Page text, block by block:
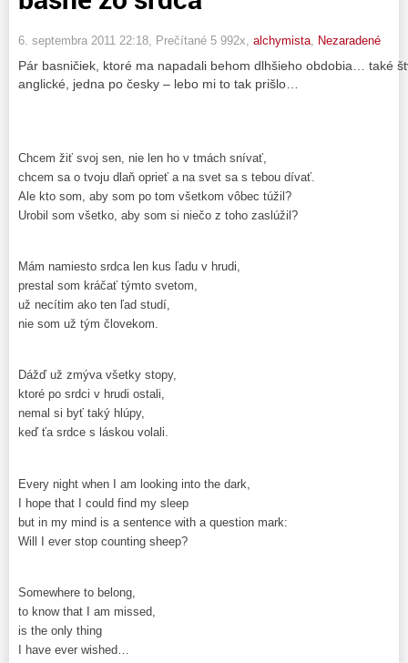
6. septembra 2011 22:18 , Prečítané 5 992x, alchymista Nezaradené
Pár basničiek, ktoré ma napadali behom dlhšieho obdobia… také
anglické, jedna po česky – lebo mi to tak prišlo…
Chcem žiť svoj sen, nie len ho v tmách snívať,
chcem sa o tvoju dlaň oprieť a na svet sa s tebou dívať.
Ale kto som, aby som po tom všetkom vôbec túžil?
Urobil som všetko, aby som si niečo z toho zaslúžil?
Mám namiesto srdca len kus ľadu v hrudi,
prestal som kráčať týmto svetom,
už necítim ako ten ľad studí,
nie som už tým človekom.
Dážď už zmýva všetky stopy,
ktoré po srdci v hrudi ostali,
nemal si byť taký hlúpy,
keď ťa srdce s láskou volali.
Every night when I am looking into the dark,
I hope that I could find my sleep
but in my mind is a sentence with a question mark:
Will I ever stop counting sheep?
Somewhere to belong,
to know that I am missed,
is the only thing
I have ever wished…